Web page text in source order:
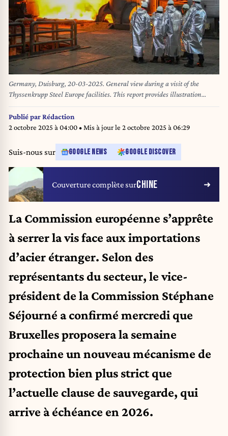
Germany, Duisburg, 20-03-2025. General view during a visit of the
Thyssenkrupp Steel Europe facilities. This report provides illustration
photos of the steel manufacturing plant of Thyssenkrupp Steel Europe in
Duisburg, Germany. Allemagne, Duisburg, 20-03-2025. Vue generale lors
une visite des installations de Thyssenkrupp Steel Europe. Ce rapport
Thyssenkrupp Steel Europe a Duisbourg, en Allemagne.
Publié parRédaction
2 octobre 2025 à 04:00• Mis à jour le 2 octobre 2025 à 06:29
Suis-nous sur GOOGLE NEWS GOOGLE DISCOVER
Couverture complète surCHINE
La Commission européenne s’apprête
à serrer la vis face aux importations
d’acier étranger. Selon des
représentants du secteur, le vice-
président de la Commission Stéphane
Séjourné a confirmé mercredi que
Bruxelles proposera la semaine
prochaine un nouveau mécanisme de
protection bien plus strict que
l’actuelle clause de sauvegarde, qui
arrive à échéance en 2026.